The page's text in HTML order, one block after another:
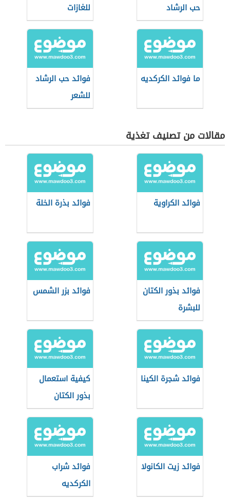
حب الرشاد
للغازات
ما فوائد الكركديه
فوائد حب الرشاد
للشعر
مقالات من تصنيف تغذية
فوائد الكراوية فوائد بذرة الخلة
فوائد بذور الكتان
للبشرة
فوائد بزر الشمس
فوائد شجرة الكينا
كيفية استعمال
بذور الكتان
فوائد زيت الكانولا
فوائد شراب
الكركديه